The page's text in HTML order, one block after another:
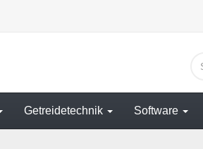
Getreidetechnik Software